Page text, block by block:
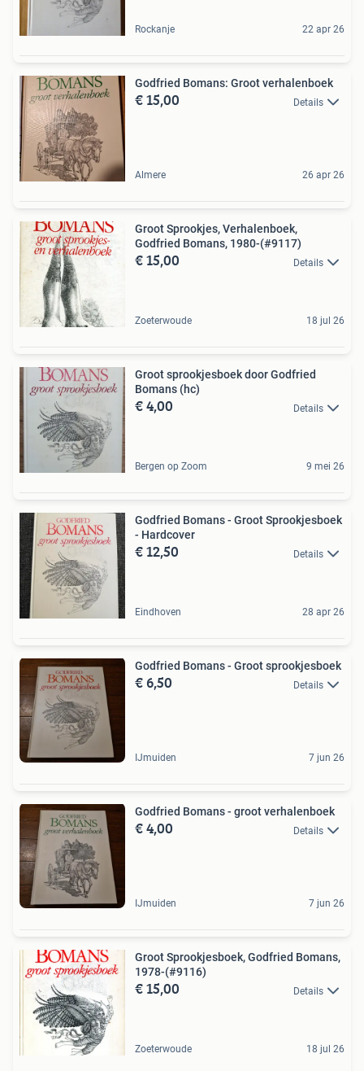
Rockanje 22 apr 26
Godfried Bomans: Groot verhalenboek
€ 15,00 Details
Almere 26 apr 26
Groot Sprookjes, Verhalenboek,
Godfried Bomans, 1980-(#9117)
€ 15,00 Details
Zoeterwoude 18 jul 26
Groot sprookjesboek door Godfried
Bomans (hc)
€ 4,00 Details
Bergen op Zoom 9 mei 26
Godfried Bomans - Groot Sprookjesboek
- Hardcover
€ 12,50 Details
Eindhoven 28 apr 26
Godfried Bomans - Groot sprookjesboek
€ 6,50 Details
IJmuiden 7 jun 26
Godfried Bomans - groot verhalenboek
€ 4,00 Details
IJmuiden 7 jun 26
Groot Sprookjesboek, Godfried Bomans,
1978-(#9116)
€ 15,00 Details
Zoeterwoude 18 jul 26